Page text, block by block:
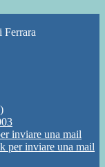
Ferrara
inviare una mail
per inviare una mail